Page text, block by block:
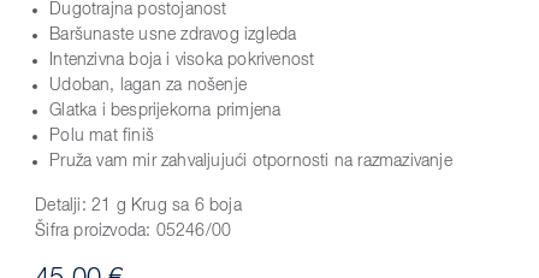
Dugotrajna postojanost
Baršunaste usne zdravog izgleda
Intenzivna boja i visoka pokrivenost
Udoban, lagan za nošenje
Glatka i besprijekorna primjena
Polu mat finiš
Pruža vam mir zahvaljujući otpornosti na razmazivanje
Detalji: 21 g Krug sa 6 boja
Šifra proizvoda: 05246/00